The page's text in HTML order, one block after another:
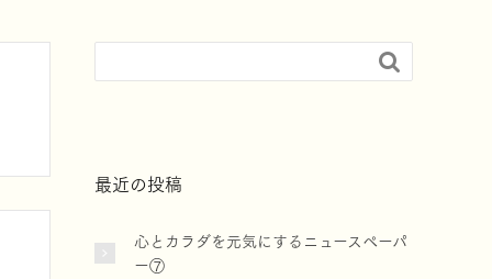

最近の投稿
心とカラダを元気にするニュースペーパ
ー⑦